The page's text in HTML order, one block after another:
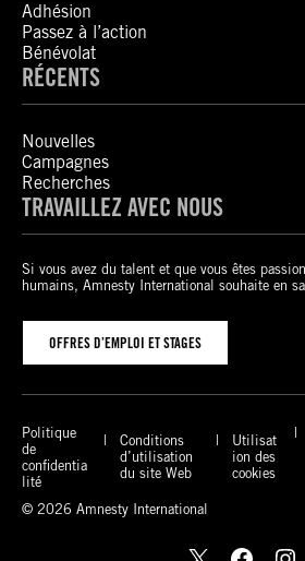
Adhésion
Passez à l’action
Bénévolat
RÉCENTS
Nouvelles
Campagnes
Recherches
TRAVAILLEZ AVEC NOUS
Si vous avez du talent et que vous êtes
humains, Amnesty International souhaite en
OFFRES D’EMPLOI ET STAGES
Politique
de
confidentia
lité
Conditions
d’utilisation
du site Web
Utilisat
ion des
cookies
© 2026 Amnesty International